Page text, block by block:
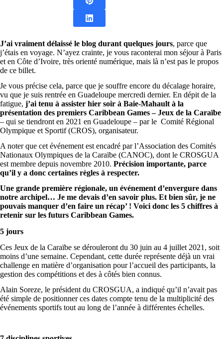
J’ai vraiment délaissé le blog durant quelques jours, parce que
j’étais en voyage. N’ayez crainte, je vous raconterai mon séjour à Paris
et en Côte d’Ivoire, très orienté numérique, mais là n’est pas le propos
de ce billet.
Je vous précise cela, parce que je souffre encore du décalage horaire,
vu que je suis rentrée en Guadeloupe mercredi dernier. En dépit de la
fatigue, j’ai tenu à assister hier soir à Baie-Mahault à la
présentation des premiers Caribbean Games – Jeux de la Caraïbe
– qui se tiendront en 2021 en Guadeloupe – par le Comité Régional
Olympique et Sportif (CROS), organisateur.
A noter que cet événement est encadré par l’Association des Comités
Nationaux Olympiques de la Caraïbe (CANOC), dont le CROSGUA
est membre depuis novembre 2010. Précision importante, parce
qu’il y a donc certaines règles à respecter.
Une grande première régionale, un événement d’envergure dans
notre archipel… Je me devais d’en savoir plus. Et bien sûr, je ne
pouvais manquer d’en faire un récap’ ! Voici donc les 5 chiffres à
retenir sur les futurs Caribbean Games.
5 jours
Ces Jeux de la Caraïbe se dérouleront du 30 juin au 4 juillet 2021, soit
moins d’une semaine. Cependant, cette durée représente déjà un vrai
challenge en matière d’organisation pour l’accueil des participants, la
gestion des compétitions et des à côtés bien connus.
Alain Soreze, le président du CROSGUA, a indiqué qu’il n’avait pas
été simple de positionner ces dates compte tenu de la multiplicité des
événements sportifs tout au long de l’année à différentes échelles.